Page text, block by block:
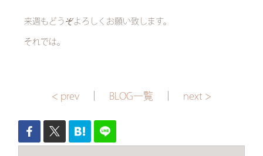
来週もどうぞよろしくお願い致します。
それでは。
< prev BLOG一覧 next >